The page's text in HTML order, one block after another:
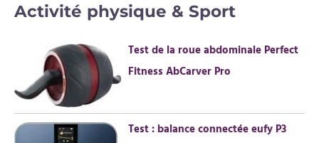
h
h
e
r
Activité physique & Sport
Test de la roue abdominale Perfect
Fitness AbCarver Pro
Test : balance connectée eufy P3